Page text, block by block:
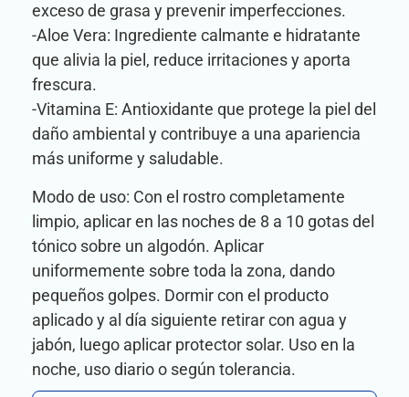
exceso de grasa y prevenir imperfecciones.
-Aloe Vera: Ingrediente calmante e hidratante
que alivia la piel, reduce irritaciones y aporta
frescura.
-Vitamina E: Antioxidante que protege la piel del
daño ambiental y contribuye a una apariencia
más uniforme y saludable.
Modo de uso: Con el rostro completamente
limpio, aplicar en las noches de 8 a 10 gotas del
tónico sobre un algodón. Aplicar
uniformemente sobre toda la zona, dando
pequeños golpes. Dormir con el producto
aplicado y al día siguiente retirar con agua y
jabón, luego aplicar protector solar. Uso en la
noche, uso diario o según tolerancia.